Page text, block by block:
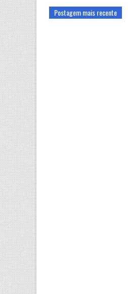
Postagem mais recente